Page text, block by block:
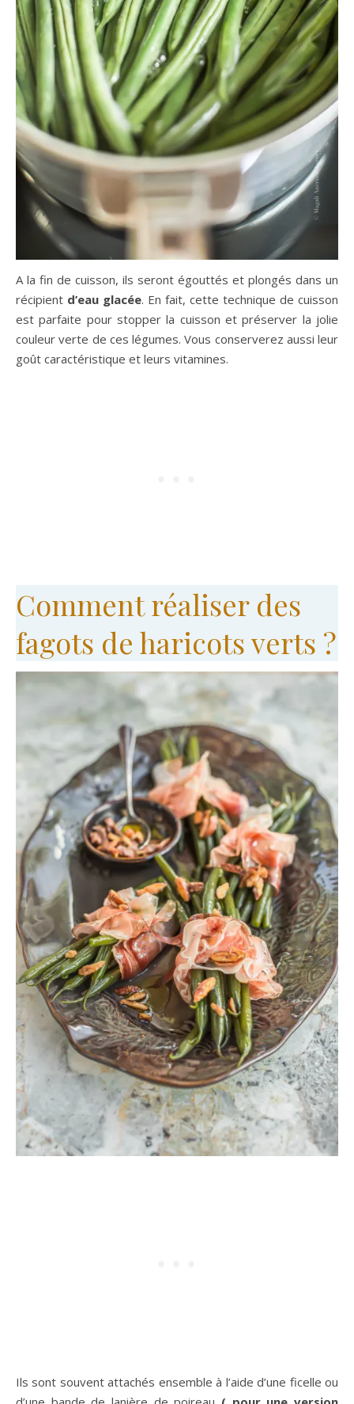
A la fin de cuisson, ils seront égouttés et plongés dans un
récipient d’eau glacée. En fait, cette technique de cuisson
est parfaite pour stopper la cuisson et préserver la jolie
couleur verte de ces légumes. Vous conserverez aussi leur
goût caractéristique et leurs vitamines.
Comment réaliser des
fagots de haricots verts ?
Ils sont souvent attachés ensemble à l’aide d’une ficelle ou